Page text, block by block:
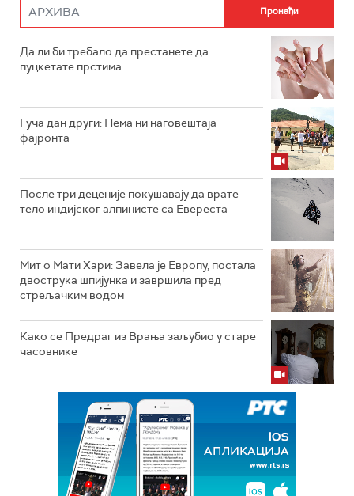
Да ли би требало да престанете да
пуцкетате прстима
Гуча дан други: Нема ни наговештаја
фајронта
После три деценије покушавају да врате
тело индијског алпинисте са Евереста
Мит о Мати Хари: Завела је Европу, постала
двострука шпијунка и завршила пред
стрељачким водом
Како се Предраг из Врања заљубио у старе
часовнике